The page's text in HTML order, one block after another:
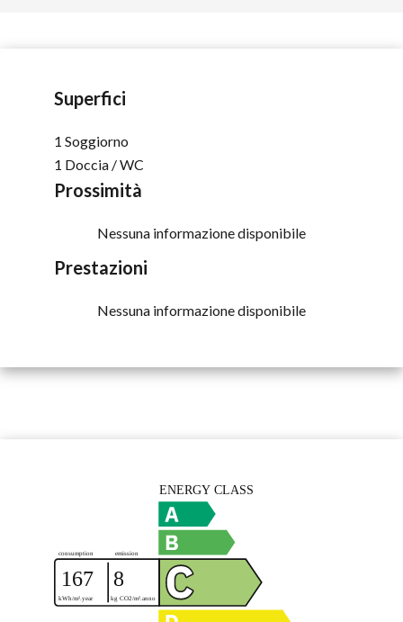
Superfici
1 Soggiorno
1 Doccia / WC
Prossimità
Nessuna informazione disponibile
Prestazioni
Nessuna informazione disponibile